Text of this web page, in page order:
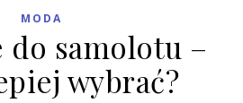
MODA
do samolotu –
wybrać?